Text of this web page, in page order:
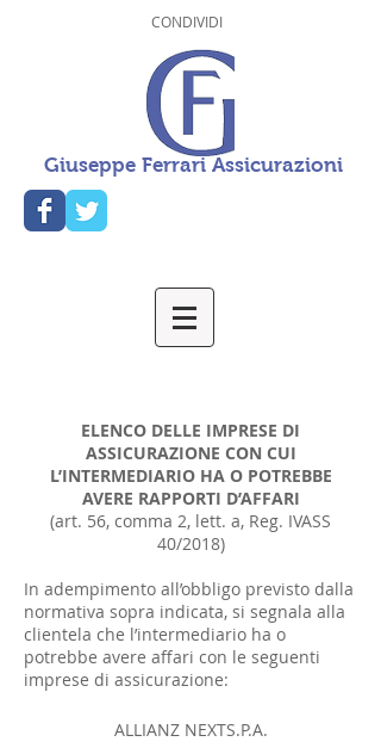
CONDIVIDI
Giuseppe Ferrari Assicurazioni
ELENCO DELLE IMPRESE DI
ASSICURAZIONE CON CUI
L’INTERMEDIARIO HA O POTREBBE
AVERE RAPPORTI D’AFFARI
(art. 56, comma 2, lett. a, Reg. IVASS
40/2018)
In adempimento all’obbligo previsto dalla
normativa sopra indicata, si segnala alla
clientela che l’intermediario ha o
potrebbe avere affari con le seguenti
imprese di assicurazione:
ALLIANZ NEXTS.P.A.